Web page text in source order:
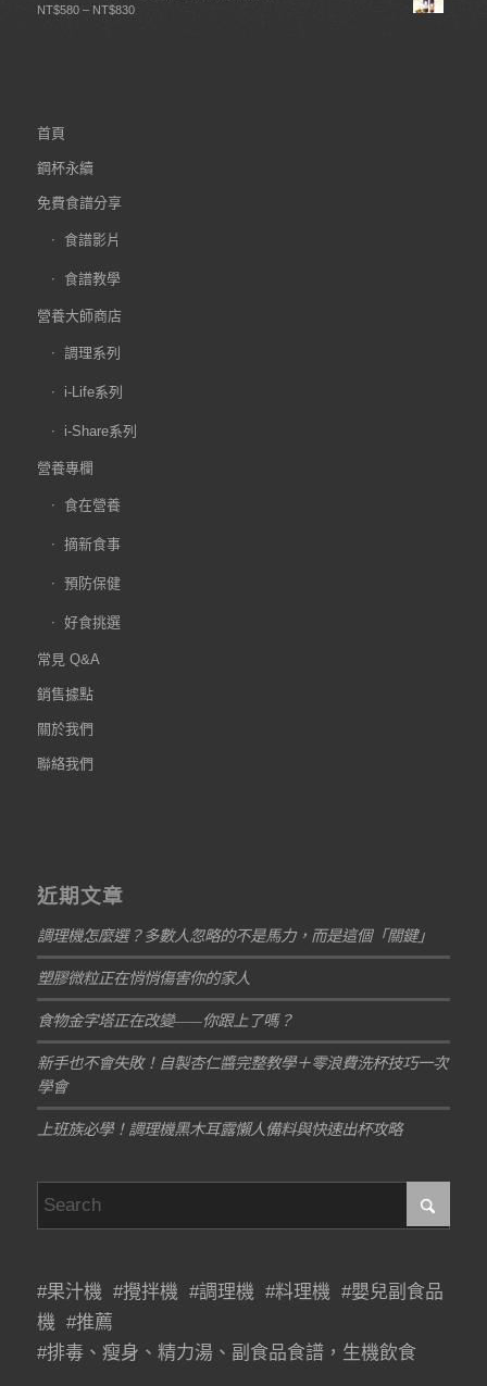
NT$580 – NT$830
首頁
鋼杯永續
免費食譜分享
食譜影片
食譜教學
營養大師商店
調理系列
i-Life系列
i-Share系列
營養專欄
食在營養
摘新食事
預防保健
好食挑選
常見 Q&A
銷售據點
關於我們
聯絡我們
近期文章
調理機怎麼選？多數人忽略的不是馬力，而是這個「關鍵」
塑膠微粒正在悄悄傷害你的家人
食物金字塔正在改變——你跟上了嗎？
新手也不會失敗！自製杏仁醬完整教學＋零浪費洗杯技巧一次
學會
上班族必學！調理機黑木耳露懶人備料與快速出杯攻略
#果汁機 #攪拌機 #調理機 #料理機 #嬰兒副食品
機 #推薦
#排毒、瘦身、精力湯、副食品食譜，生機飲食